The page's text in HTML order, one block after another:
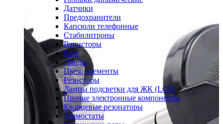
Датчики
Предохранители
Капсюли телефонные
Стабилитроны
Варисторы
Реле
Диоды
Пьезо элементы
Резисторы
Лампы подсветки для ЖК (LCD)
Прочие электронные компоненты
Кварцевые резонаторы
Термостаты